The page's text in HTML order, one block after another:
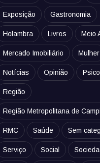
Exposição Gastronomia
Holambra Livros Meio
Mercado Imobiliário Mulher
Notícias Opinião
Região
Região Metropolitana de
RMC Saúde Sem
Serviço Social